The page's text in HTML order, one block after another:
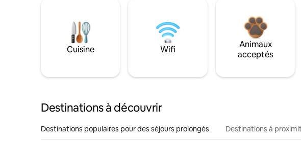
Cuisine Wifi
Animaux
acceptés
Destinations à découvrir
Destinations populaires pour des séjours prolongés Destinations à